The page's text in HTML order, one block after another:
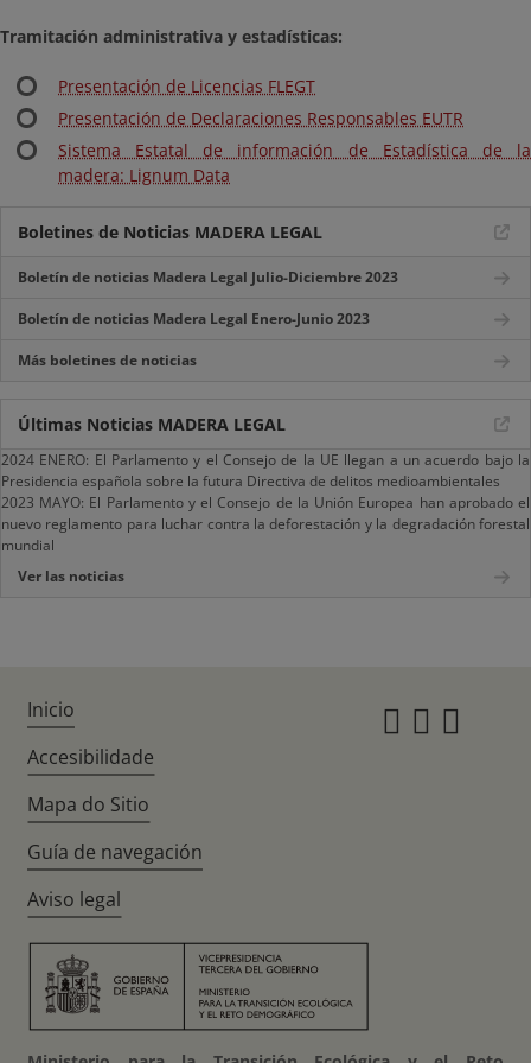
Tramitación administrativa y estadísticas:
Presentación de Licencias FLEGT
Presentación de Declaraciones Responsables EUTR
Sistema Estatal de información de Estadística de la
madera: Lignum Data
Boletines de Noticias MADERA LEGAL
Boletín de noticias Madera Legal Julio-Diciembre 2023
Boletín de noticias Madera Legal Enero-Junio 2023
Más boletines de noticias
Últimas Noticias MADERA LEGAL
2024 ENERO: El Parlamento y el Consejo de la UE llegan a un acuerdo bajo la
Presidencia española sobre la futura Directiva de delitos medioambientales
2023 MAYO: El Parlamento y el Consejo de la Unión Europea han aprobado el
nuevo reglamento para luchar contra la deforestación y la degradación forestal
mundial
Ver las noticias
Inicio
Accesibilidade
Mapa do Sitio
Guía de navegación
Aviso legal